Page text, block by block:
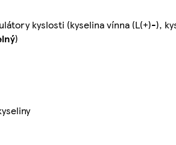
kyslosti (kyselina vínna (L(+)-),
)